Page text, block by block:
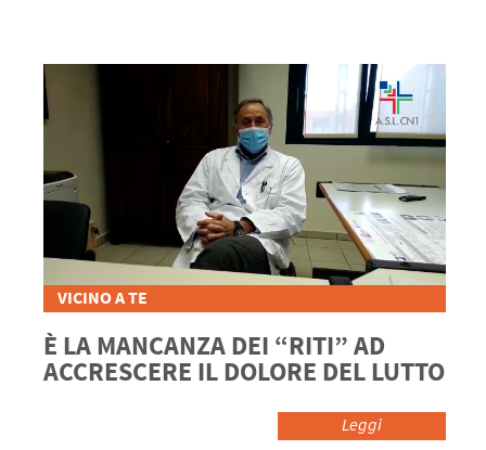
VICINO A TE
È LA MANCANZA DEI “RITI” AD
ACCRESCERE IL DOLORE DEL LUTTO
Leggi